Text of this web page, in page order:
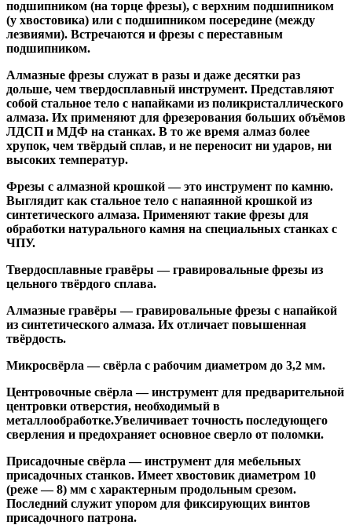
подшипником (на торце фрезы), с верхним подшипником
(у хвостовика) или с подшипником посередине (между
лезвиями). Встречаются и фрезы с переставным
подшипником.
Алмазные фрезы служат в разы и даже десятки раз
дольше, чем твердосплавный инструмент. Представляют
собой стальное тело с напайками из поликристаллического
алмаза. Их применяют для фрезерования больших объёмов
ЛДСП и МДФ на станках. В то же время алмаз более
хрупок, чем твёрдый сплав, и не переносит ни ударов, ни
высоких температур.
Фрезы с алмазной крошкой— это инструмент по камню.
Выглядит как стальное тело с напаянной крошкой из
синтетического алмаза. Применяют такие фрезы для
обработки натурального камня на специальных станках с
ЧПУ.
Твердосплавные гравёры — гравировальные фрезы из
цельного твёрдого сплава.
Алмазные гравёры — гравировальные фрезы с напайкой
из синтетического алмаза. Их отличает повышенная
твёрдость.
Микросвёрла — свёрла с рабочим диаметром до 3,2 мм.
Центровочные свёрла — инструмент для предварительной
центровки отверстия, необходимый в
металлообработке.Увеличивает точность последующего
сверления и предохраняет основное сверло от поломки.
Присадочные свёрла — инструмент для мебельных
присадочных станков. Имеет хвостовик диаметром 10
(реже — 8) мм с характерным продольным срезом.
Последний служит упором для фиксирующих винтов
присадочного патрона.